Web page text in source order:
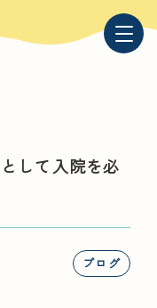
して入院を必
ブログ